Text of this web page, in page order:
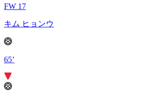
FW 17
キム ヒョンウ
65’